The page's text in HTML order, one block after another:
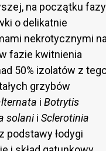
na początku fazy
o delikatnie
nekrotycznymi
fazie kwitnienia
50% izolatów z
grzybów
i Botrytis
solanii Sclerotinia
podstawy łodygi